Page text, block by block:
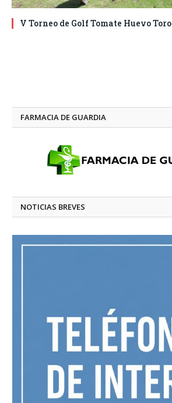
V Torneo de Golf Tomate Huevo Toro
FARMACIA DE GUARDIA
NOTICIAS BREVES